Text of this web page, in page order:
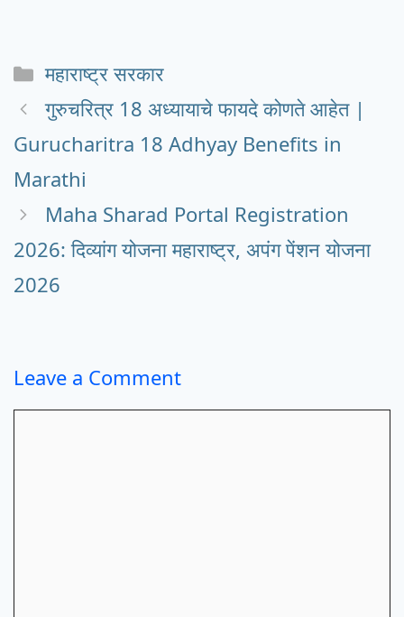
Categories
महाराष्ट्र सरकार
गुरुचरित्र 18 अध्यायाचे फायदे कोणते आहेत |
Gurucharitra 18 Adhyay Benefits in
Marathi
Maha Sharad Portal Registration
2026: दिव्यांग योजना महाराष्ट्र, अपंग पेंशन योजना
2026
Leave a Comment